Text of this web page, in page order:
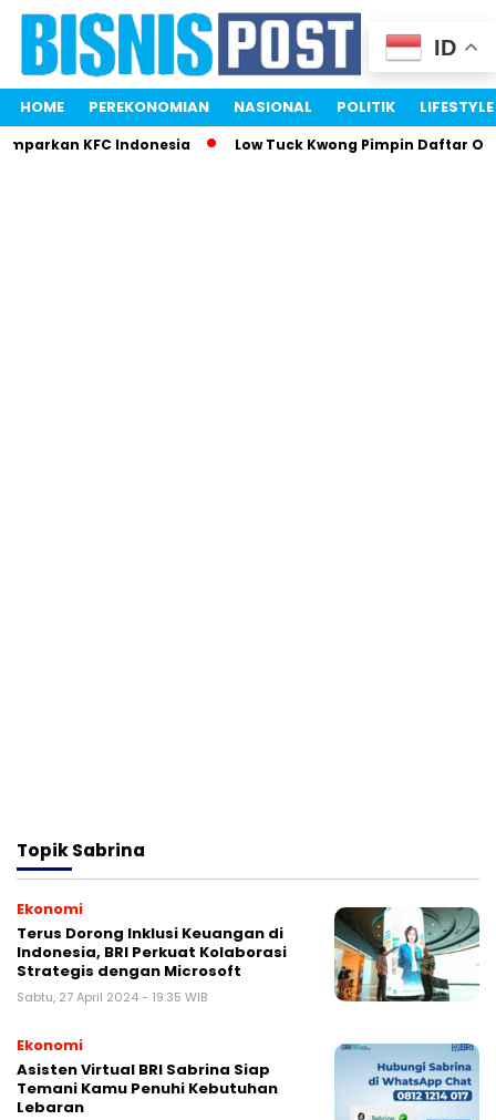
HOME PEREKONOMIAN NASIONAL POLITIK LIFESTYLE
KFC Indonesia Low Tuck Kwong Pimpin Daftar
TopikSabrina
Ekonomi
Terus Dorong Inklusi Keuangan di
Indonesia, BRI Perkuat Kolaborasi
Strategis dengan Microsoft
Sabtu, 27 April 2024 - 19:35 WIB
Ekonomi
Asisten Virtual BRI Sabrina Siap
Temani Kamu Penuhi Kebutuhan
Lebaran
ID